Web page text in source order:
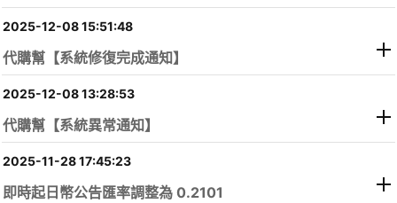
2025-12-08 15:51:48
代購幫【系統修復完成通知】
2025-12-08 13:28:53
代購幫【系統異常通知】
2025-11-28 17:45:23
即時起日幣公告匯率調整為 0.2101